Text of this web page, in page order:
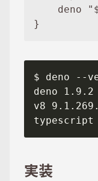
deno
deno 1.9.2
実装